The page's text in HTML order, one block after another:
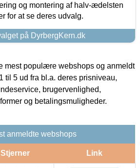
og montering af halv-ædelsten
for at se deres udvalg.
på DyrbergKern.dk
mest populære webshops og anmeldt
til 5 ud fra bl.a. deres prisniveau,
brugervenlighed,
og betalingsmuligheder.
anmeldte webshops
Stjerner Link